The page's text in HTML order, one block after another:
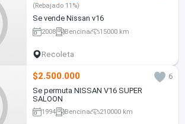
(Rebajado 11%)
Se vende Nissan v16
2008 Bencina 15000 km
Recoleta
$2.500.000
6
Se permuta NISSAN V16 SUPER
SALOON
1994 Bencina 210000 km